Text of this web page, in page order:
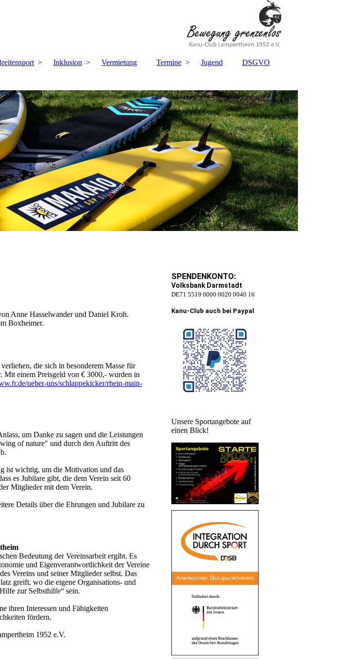
Inklusion Vermietung Termine Jugend DSGVO
Anne Hasselwander und Daniel Kroh.
Boxheimer.
die sich in besonderem Masse für
Mit einem Preisgeld von € 3000,- wurden in
ueber-uns/schlappekicker/rhein-main-
um Danke zu sagen und die Leistungen
of nature" und durch den Auftritt des
ist wichtig, um die Motivation und das
es Jubilare gibt, die dem Verein seit 60
Mitglieder mit dem Verein.
Details über die Ehrungen und Jubilare zu
Bedeutung der Vereinsarbeit ergibt. Es
und Eigenverantwortlichkeit der Vereine
Vereins und seiner Mitglieder selbst. Das
greift, wo die eigene Organisations- und
zur Selbsthilfe“ sein.
ihren Interessen und Fähigkeiten
fördern.
1952 e.V.
SPENDENKONTO:
Volksbank Darmstadt
DE71 5519 0000 0020 0040 16
Kanu-Club auch bei Paypal
Unsere Sportangebote auf
einen Blick!